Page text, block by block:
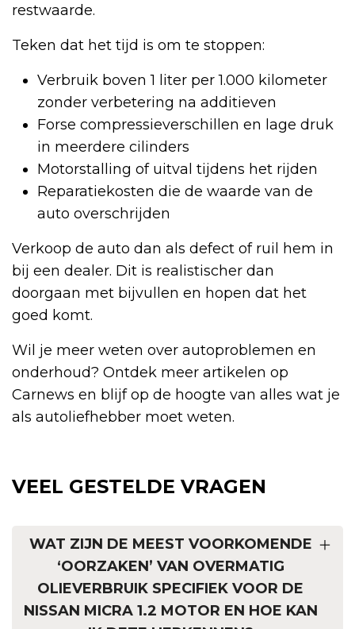
restwaarde.
Teken dat het tijd is om te stoppen:
Verbruik boven 1 liter per 1.000 kilometer
zonder verbetering na additieven
Forse compressieverschillen en lage druk
in meerdere cilinders
Motorstalling of uitval tijdens het rijden
Reparatiekosten die de waarde van de
auto overschrijden
Verkoop de auto dan als defect of ruil hem in
bij een dealer. Dit is realistischer dan
doorgaan met bijvullen en hopen dat het
goed komt.
Wil je meer weten over autoproblemen en
onderhoud? Ontdek meer artikelen op
Carnews en blijf op de hoogte van alles wat je
als autoliefhebber moet weten.
VEEL GESTELDE VRAGEN
WAT ZIJN DE MEEST VOORKOMENDE
‘OORZAKEN’ VAN OVERMATIG
OLIEVERBRUIK SPECIFIEK VOOR DE
NISSAN MICRA 1.2 MOTOR EN HOE KAN